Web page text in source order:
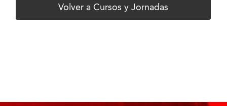
Volver a Cursos y Jornadas